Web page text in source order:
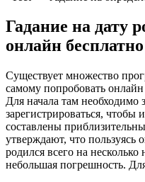
Гадание на дату
онлайн бесплатно
Существует множество
самому попробовать
Для начала там необходимо
зарегистрироваться, чтобы
составлены
утверждают, что пользуясь
родился всего на
небольшая погрешность.